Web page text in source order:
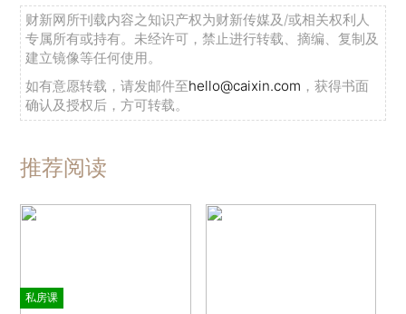
财新网所刊载内容之知识产权为财新传媒及/或相关权利人
专属所有或持有。未经许可，禁止进行转载、摘编、复制及
建立镜像等任何使用。
如有意愿转载，请发邮件至hello@caixin.com ，获得书面
确认及授权后，方可转载。
推荐阅读
私房课